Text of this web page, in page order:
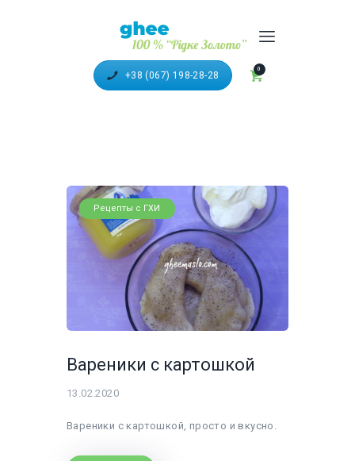
+38 (067) 198-28-28
0
100% ТОПЛЕНОЕ МАСЛО
"ГХИ"
ДОСТАВКА ТА ОПЛАТА
ПАРТНЕРИ
ВІДЕО
Рецепты с ГХИ
Вареники с картошкой
13.02.2020
Вареники с картошкой, просто и вкусно.